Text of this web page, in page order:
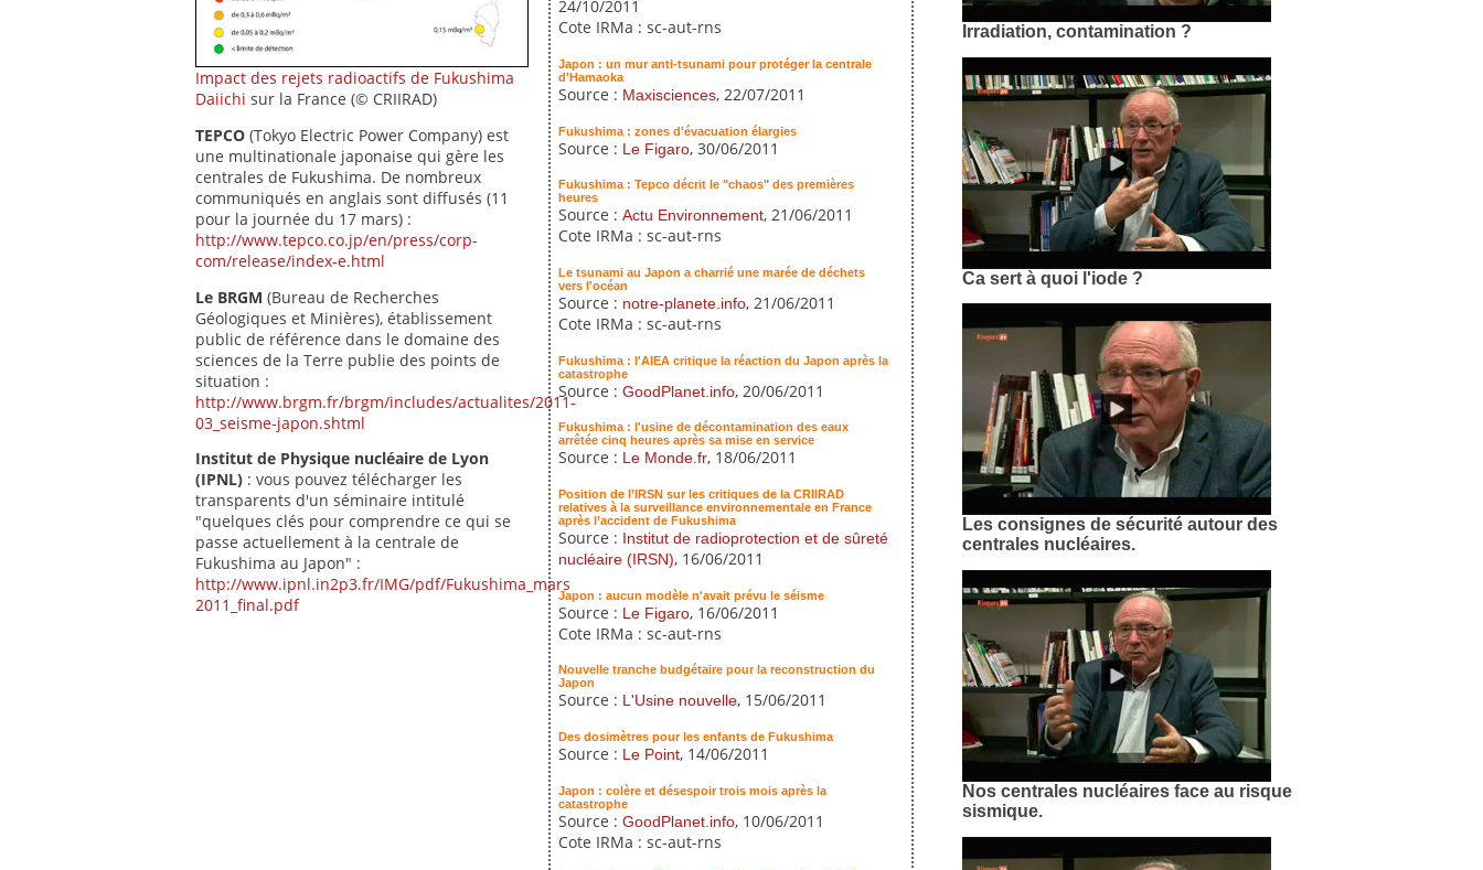
Impact des rejets radioactifs de Fukushima
Daiichi sur la France (© CRIIRAD)
TEPCO (Tokyo Electric Power Company) est
une multinationale japonaise qui gère les
centrales de Fukushima. De nombreux
communiqués en anglais sont diffusés (11
pour la journée du 17 mars) :
http://www.tepco.co.jp/en/press/corp-
com/release/index-e.html
Le BRGM (Bureau de Recherches
Géologiques et Minières), établissement
public de référence dans le domaine des
sciences de la Terre publie des points de
situation :
http://www.brgm.fr/brgm/includes/actualites/2011-
03_seisme-japon.shtml
Institut de Physique nucléaire de Lyon
(IPNL) : vous pouvez télécharger les
transparents d'un séminaire intitulé
"quelques clés pour comprendre ce qui se
passe actuellement à la centrale de
Fukushima au Japon" :
http://www.ipnl.in2p3.fr/IMG/pdf/Fukushima_mars
2011_final.pdf
24/10/2011
Cote IRMa : sc-aut-rns
Japon : un mur anti-tsunami pour protéger la centrale
d'Hamaoka
Source : Maxisciences, 22/07/2011
Fukushima : zones d'évacuation élargies
Source : Le Figaro, 30/06/2011
Fukushima : Tepco décrit le "chaos" des premières
heures
Source : Actu Environnement, 21/06/2011
Cote IRMa : sc-aut-rns
Le tsunami au Japon a charrié une marée de déchets
vers l'océan
Source : notre-planete.info, 21/06/2011
Cote IRMa : sc-aut-rns
Fukushima : l'AIEA critique la réaction du Japon après la
catastrophe
Source : GoodPlanet.info, 20/06/2011
Fukushima : l'usine de décontamination des eaux
arrêtée cinq heures après sa mise en service
Source : Le Monde.fr, 18/06/2011
Position de l’IRSN sur les critiques de la CRIIRAD
relatives à la surveillance environnementale en France
après l’accident de Fukushima
Source :
Institut de radioprotection et de sûreté
nucléaire (IRSN), 16/06/2011
Japon : aucun modèle n'avait prévu le séisme
Source : Le Figaro, 16/06/2011
Cote IRMa : sc-aut-rns
Nouvelle tranche budgétaire pour la reconstruction du
Japon
Source : L'Usine nouvelle, 15/06/2011
Des dosimètres pour les enfants de Fukushima
Source : Le Point, 14/06/2011
Japon : colère et désespoir trois mois après la
catastrophe
Source : GoodPlanet.info, 10/06/2011
Cote IRMa : sc-aut-rns
Irradiation, contamination ?
Ca sert à quoi l'iode ?
Les consignes de sécurité autour des
centrales nucléaires.
Nos centrales nucléaires face au risque
sismique.